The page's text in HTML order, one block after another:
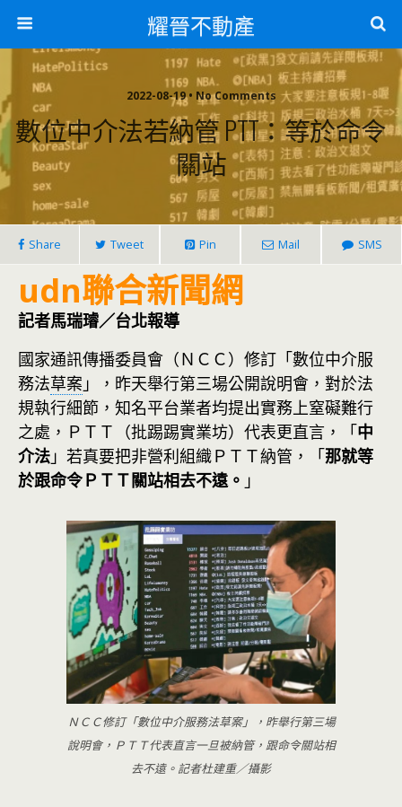
耀晉不動產
2022-08-19 • No Comments
數位中介法若納管 PTT：等於命令
關站
Share Tweet Pin Mail SMS
udn聯合新聞網
記者馬瑞璿／台北報導
國家通訊傳播委員會（ＮＣＣ）修訂「數位中介服
務法草案 」，昨天舉行第三場公開說明會，對於法
規執行細節，知名平台業者均提出實務上窒礙難行
之處，ＰＴＴ（批踢踢實業坊）代表更直言，「中
介法 」若真要把非營利組織ＰＴＴ納管，「那就等
於跟命令ＰＴＴ關站相去不遠。 」
ＮＣＣ修訂「數位中介服務法草案」，昨舉行第三場
說明會，ＰＴＴ代表直言一旦被納管，跟命令關站相
去不遠。記者杜建重／攝影